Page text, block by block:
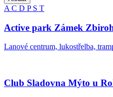
A C D P S T
Active park Zámek
Lanové centrum, lukostřelba,
Club Sladovna Mýto u